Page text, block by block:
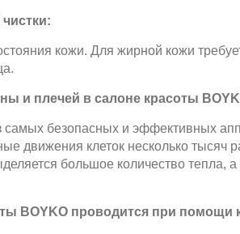
кожи. Для жирной кожи
и плечей в салоне красоты
самых безопасных и эффективных
движения клеток несколько тысяч
большое количество тепла,
BOYKO проводится при помощи